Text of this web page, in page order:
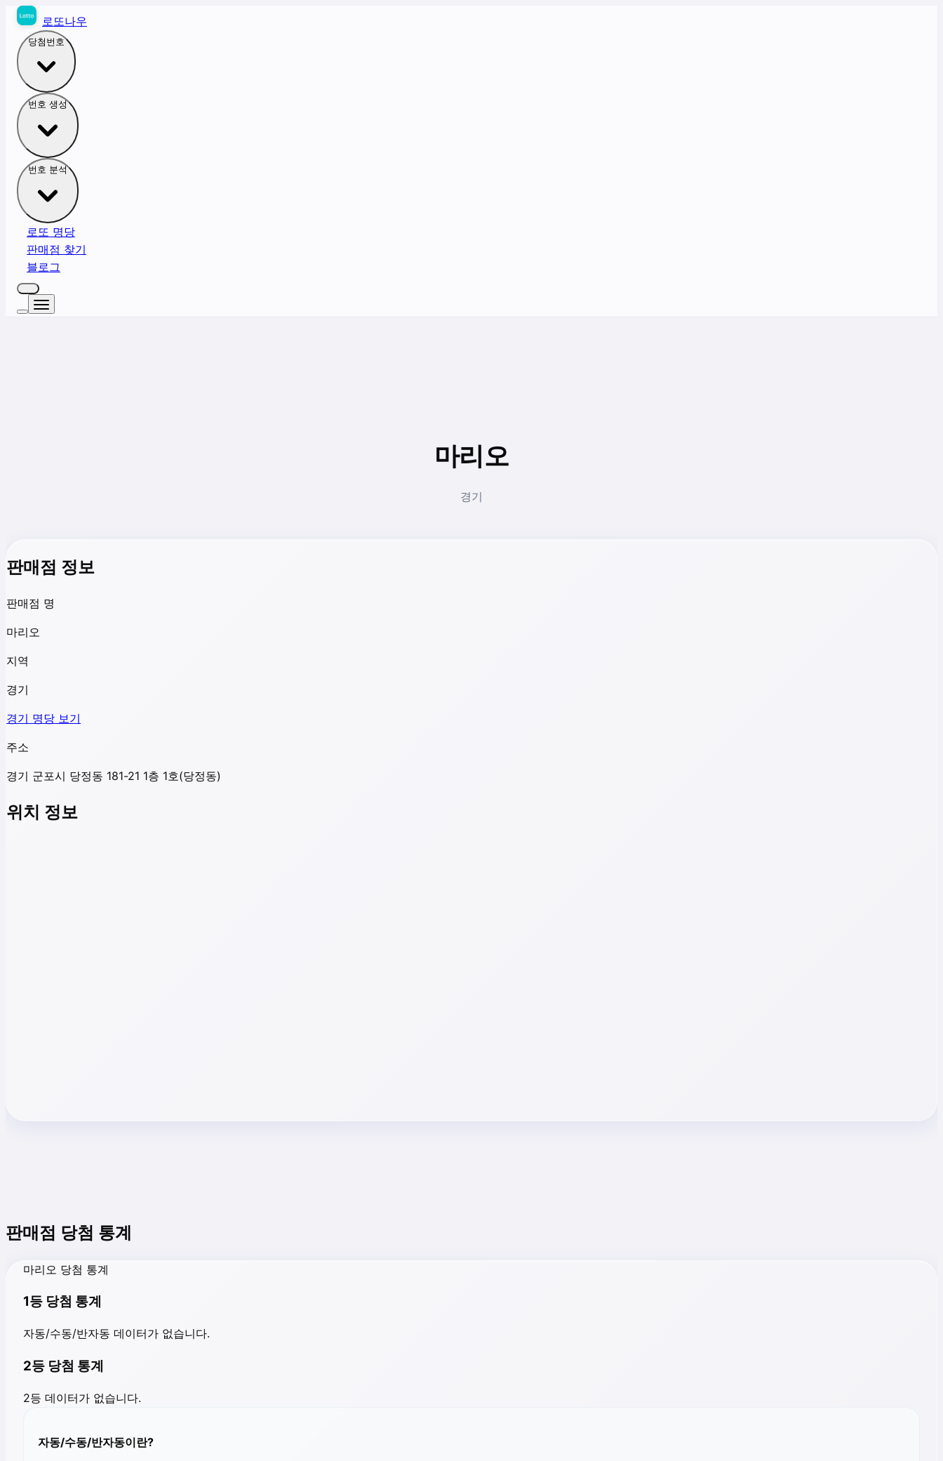
로또나우
당첨번호
번호 생성
번호 분석
로또 명당
판매점 찾기
블로그
마리오
경기
판매점 정보
판매점 명
마리오
지역
경기
경기 명당 보기
주소
경기 군포시 당정동 181-21 1층 1호(당정동)
위치 정보
판매점 당첨 통계
마리오 당첨 통계
1등 당첨 통계
자동/수동/반자동 데이터가 없습니다.
2등 당첨 통계
2등 데이터가 없습니다.
자동/수동/반자동이란?